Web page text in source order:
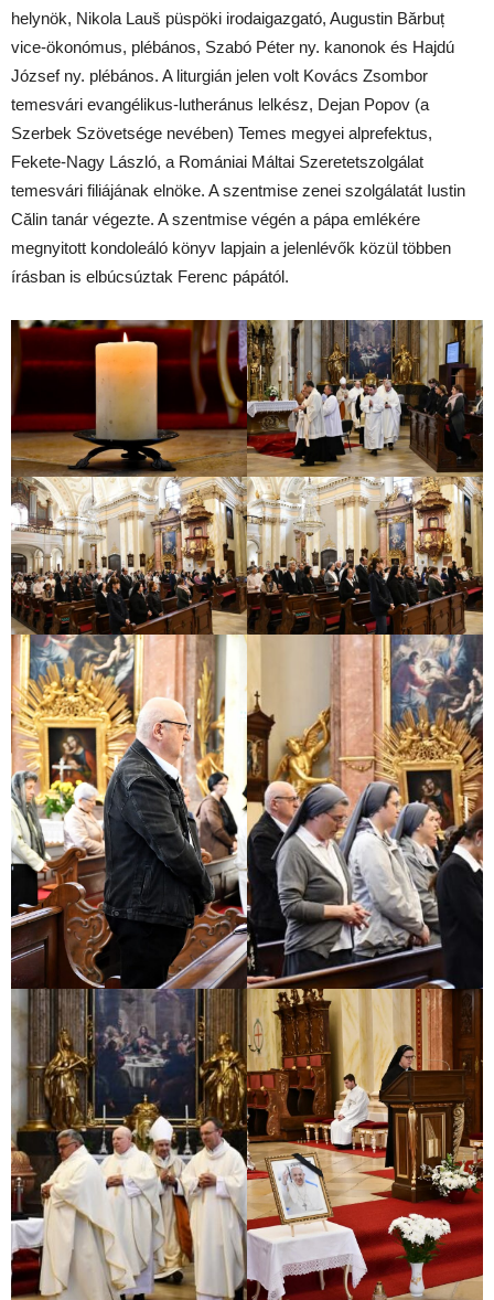
helynök, Nikola Lauš püspöki irodaigazgató, Augustin Bărbuț
vice-ökonómus, plébános, Szabó Péter ny. kanonok és Hajdú
József ny. plébános. A liturgián jelen volt Kovács Zsombor
temesvári evangélikus-lutheránus lelkész, Dejan Popov (a
Szerbek Szövetsége nevében) Temes megyei alprefektus,
Fekete-Nagy László, a Romániai Máltai Szeretetszolgálat
temesvári filiájának elnöke. A szentmise zenei szolgálatát Iustin
Călin tanár végezte. A szentmise végén a pápa emlékére
megnyitott kondoleáló könyv lapjain a jelenlévők közül többen
írásban is elbúcsúztak Ferenc pápától.